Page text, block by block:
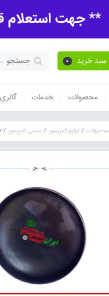
** جهت استعلام
سبد خرید 0
محصولات خدمات گالری
محصولات لوازم کمپرسور عدسی کمپرسور